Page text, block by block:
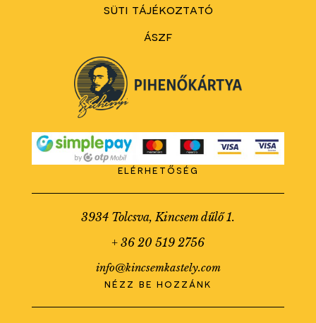
süti tájékoztató
ászf
elérhetőség
3934 Tolcsva, Kincsem dűlő 1.
+ 36 20 519 2756
info@kincsemkastely.com
nézz be hozzánk